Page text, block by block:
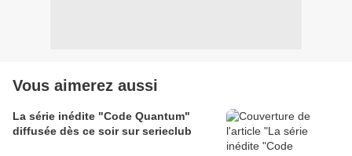
Vous aimerez aussi
La série inédite "Code Quantum"
diffusée dès ce soir sur serieclub